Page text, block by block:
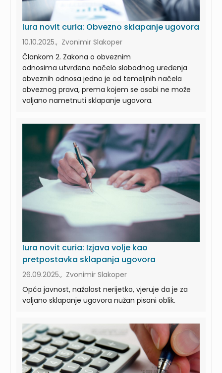
Iura novit curia: Obvezno sklapanje ugovora
10.10.2025., Zvonimir Slakoper
Člankom 2. Zakona o obveznim
odnosima utvrđeno načelo slobodnog uređenja
obveznih odnosa jedno je od temeljnih načela
obveznog prava, prema kojem se osobi ne može
valjano nametnuti sklapanje ugovora.
Iura novit curia: Izjava volje kao
pretpostavka sklapanja ugovora
26.09.2025., Zvonimir Slakoper
Opća javnost, nažalost nerijetko, vjeruje da je za
valjano sklapanje ugovora nužan pisani oblik.